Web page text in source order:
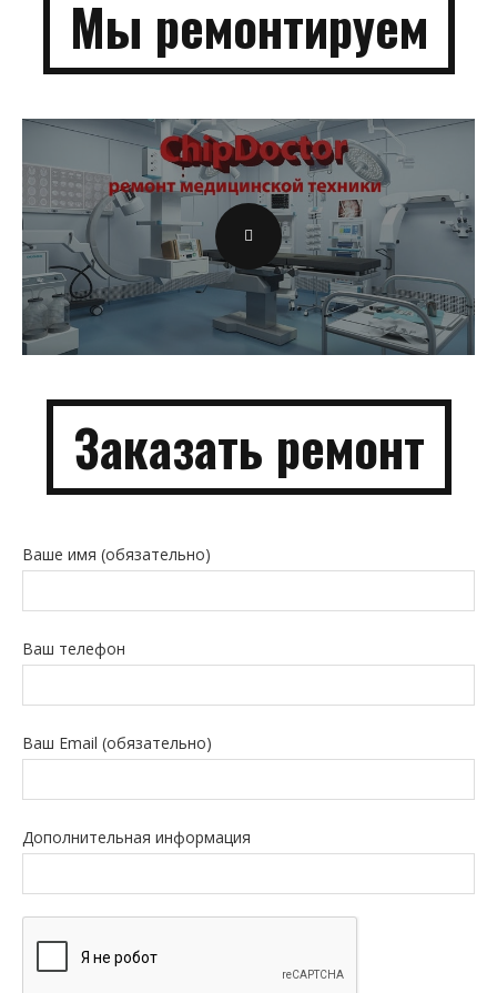
Мы ремонти­руем
Заказать ремонт
Ваше имя (обязательно)
Ваш телефон
Ваш Email (обязательно)
Дополнительная информация